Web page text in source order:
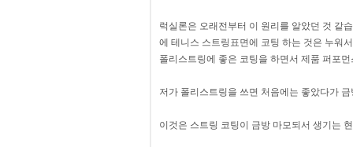
럭실론은 오래전부터 이 원리를 알았던 것 같
에 테니스 스트링표면에 코팅 하는 것은 누워
폴리스트링에 좋은 코팅을 하면서 제품 퍼포
저가 폴리스트링을 쓰면 처음에는 좋았다가
이것은 스트링 코팅이 금방 마모되서 생기는